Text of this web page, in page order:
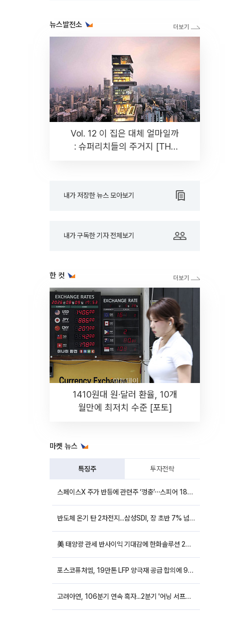
뉴스발전소
Vol. 12 이 집은 대체 얼마일까
: 슈퍼리치들의 주거지 [THE
내가 저장한 뉴스 모아보기
내가 구독한 기자 전체보기
한 컷
1410원대 원·달러 환율, 10개
월만에 최저치 수준 [포토]
마켓 뉴스
특징주 투자전략
스페이스X 주가 반등에 관련주 ‘껑충’⋯스피어 18%ㆍ에이치브이엠 12%↑
반도체 온기 탄 2차전지...삼성SDI, 장 초반 7% 넘게 껑충
美 태양광 관세 반사이익 기대감에 한화솔루션 20%대·OCI홀딩스 14%대 급등
포스코퓨처엠, 19만톤 LFP 양극재 공급 합의에 9%대 강세
고려아연, 106분기 연속 흑자...2분기 '어닝 서프라이즈'에 장 초반 12%대 강세